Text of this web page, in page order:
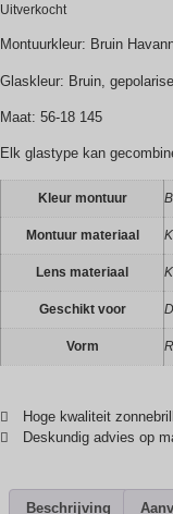
Uitverkocht
Montuurkleur: Bruin
Glaskleur: Bruin,
Maat: 56-18 145
Elk glastype kan
Kleur montuur
Montuur materiaal
Lens materiaal
Geschikt voor
Vorm
Hoge kwaliteit
Deskundig advies op
Beschrijving